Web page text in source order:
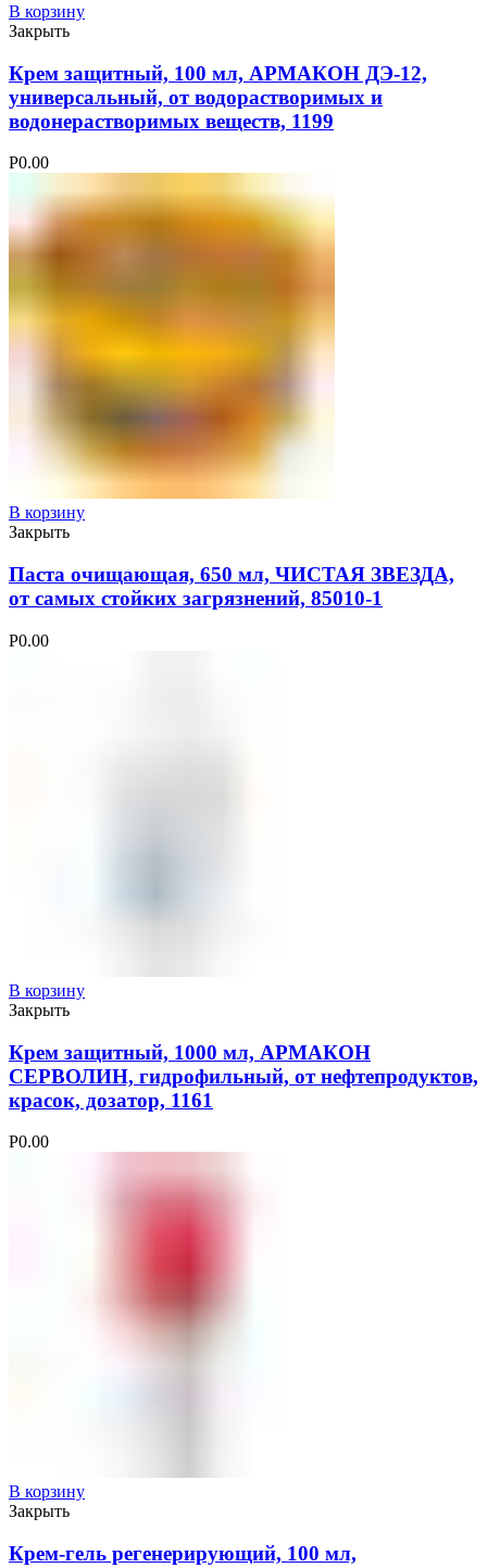
В корзину
Закрыть
Крем защитный, 100 мл, АРМАКОН ДЭ-12,
универсальный, от водорастворимых и
водонерастворимых веществ, 1199
Р0.00
В корзину
Закрыть
Паста очищающая, 650 мл, ЧИСТАЯ ЗВЕЗДА,
от самых стойких загрязнений, 85010-1
Р0.00
В корзину
Закрыть
Крем защитный, 1000 мл, АРМАКОН
СЕРВОЛИН, гидрофильный, от нефтепродуктов,
красок, дозатор, 1161
Р0.00
В корзину
Закрыть
Крем-гель регенерирующий, 100 мл,